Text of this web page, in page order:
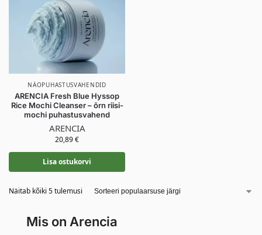
NÄOPUHASTUSVAHENDID
ARENCIA Fresh Blue Hyssop
Rice Mochi Cleanser – õrn riisi-
mochi puhastusvahend
ARENCIA
20,89€
Lisa ostukorvi
Näitab kõiki 5 tulemusi
Mis on Arencia